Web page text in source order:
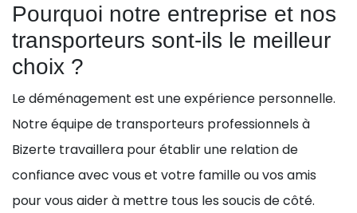
Pourquoi notre entreprise et nos
transporteurs sont-ils le meilleur
choix ?
Le déménagement est une expérience personnelle.
Notre équipe de transporteurs professionnels à
Bizerte travaillera pour établir une relation de
confiance avec vous et votre famille ou vos amis
pour vous aider à mettre tous les soucis de côté.